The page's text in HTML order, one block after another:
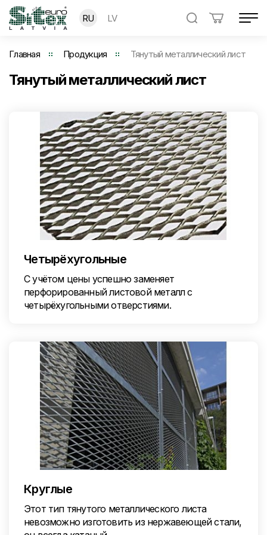
RU LV
Главная Продукция Тянутый металлический лист
Тянутый металлический лист
Четырёхугольные
С учётом цены успешно заменяет
перфорированный листовой металл с
четырёхугольными отверстиями.
Круглые
Этот тип тянутого металлического листа
невозможно изготовить из нержавеющей стали,